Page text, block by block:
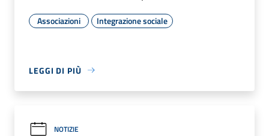
Associazioni Integrazione sociale
LEGGI DI PIÙ
NOTIZIE